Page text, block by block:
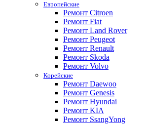
Европейские
Ремонт Citroen
Ремонт Fiat
Ремонт Land Rover
Ремонт Peugeot
Ремонт Renault
Ремонт Skoda
Ремонт Volvo
Корейские
Ремонт Daewoo
Ремонт Genesis
Ремонт Hyundai
Ремонт KIA
Ремонт SsangYong